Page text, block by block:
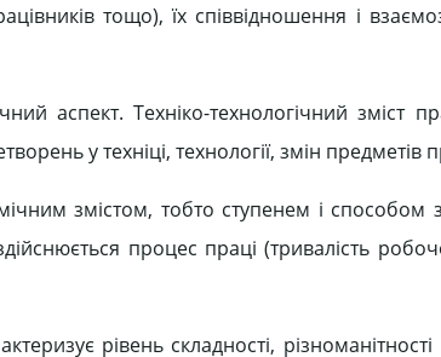
тощо), їх співвідношення і
аспект. Техніко-технологічний зміст
у техніці, технології, змін предметів
змістом, тобто ступенем і способом
процес праці (тривалість
рівень складності,